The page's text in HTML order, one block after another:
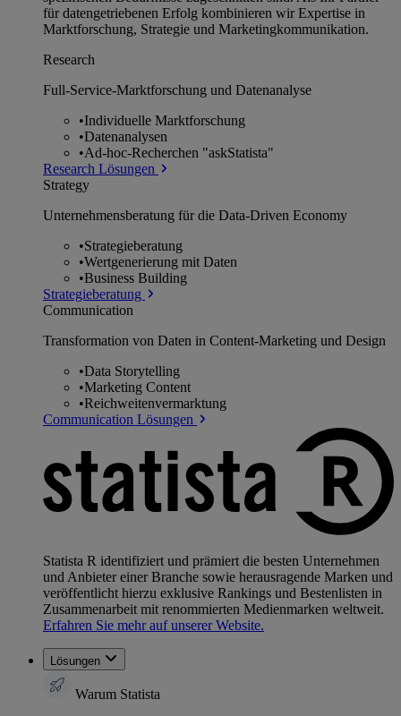
für datengetriebenen Erfolg kombinieren wir Expertise in
Marktforschung, Strategie und Marketingkommunikation.
Research
Full-Service-Marktforschung und Datenanalyse
•Individuelle Marktforschung
•Datenanalysen
•Ad-hoc-Recherchen "askStatista"
Research Lösungen
Strategy
Unternehmens­beratung für die Data-Driven Economy
•Strategieberatung
•Wertgenerierung mit Daten
•Business Building
Strategieberatung
Communication
Transformation von Daten in Content-Marketing und Design
•Data Storytelling
•Marketing Content
•Reichweitenvermarktung
Communication Lösungen
Statista R identifiziert und prämiert die besten Unternehmen
und Anbieter einer Branche sowie herausragende Marken und
veröffentlicht hierzu exklusive Rankings und Bestenlisten in
Zusammenarbeit mit renommierten Medienmarken weltweit.
Erfahren Sie mehr auf unserer Website.
Lösungen
Warum Statista